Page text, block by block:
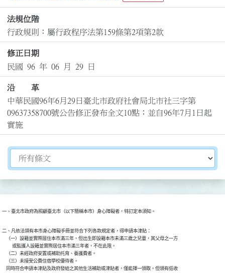
法規位階
行政規則：屬行政程序法第159條第2項第2款
修正日期
民國 96 年 06 月 29 日
沿 革
中華民國96年6月29日臺北市政府社會局北市社三字第
09637358700號公告修正發布全文10點；並自96年7月1日起
實施
切換選擇法規資訊內容
一、臺北市政府為照顧臺北市（以下簡稱本市）身心障礙者，特訂定本須知。
二、凡依法領有本市身心障礙手冊並符合下列各款規定者，得申請本津貼：
    （一）設籍並實際居住本市滿三年。但出生即設籍本市未滿三歲之兒童，其父母之一方
          或監護人設籍並實際居住本市滿三年者，不在此限。
    （二）未經政府安置或補助托育、養護費者。
    （三）未接受公費住宿學校優待者。
    同時符合申請本津貼及政府發給之其他生活補助或津貼者，僅能擇一領取。但領有低收